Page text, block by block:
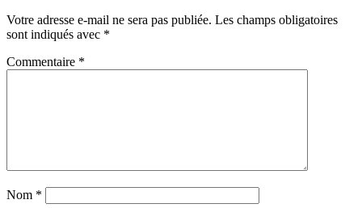
Votre adresse e-mail ne sera pas publiée. Les champs obligatoires
sont indiqués avec *
Commentaire *
Nom *